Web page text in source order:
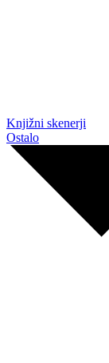
Knjižni skenerji
Ostalo